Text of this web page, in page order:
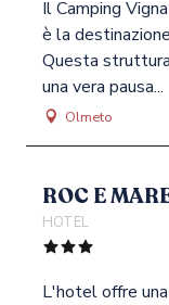
Il Camping
è la
Questa
una vera pausa...
Olmeto
ROC E
HOTEL
L'hotel offre